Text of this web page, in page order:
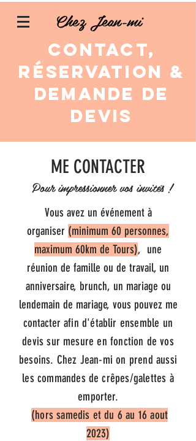
Chez Jean-mi
CONTACT,
RéSERVATION &
demande de
devis
ME CONTACTER
Pour impressionner vos invités !
Vous avez un événement à
organiser (minimum 60 personnes,
maximum 60km de Tours), une
réunion de famille ou de travail, un
anniversaire, brunch, un mariage ou
lendemain de mariage, vous pouvez me
contacter​afin d'établir ensemble un
devis sur mesure en fonction de vos
besoins. Chez Jean-mi on prend aussi
les commandes de crêpes/galettes à
emporter.
(hors samedis et du 6 au 16 aout
2023)